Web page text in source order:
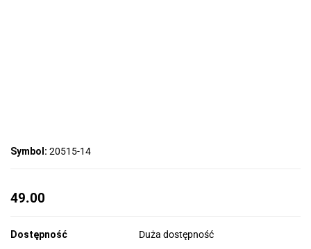
Symbol: 20515-14
49.00
Dostępność
Duża dostępność